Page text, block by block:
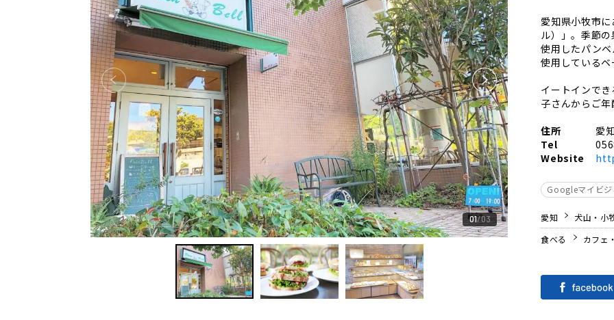
01 03
愛知県小牧市
ル）」。季節
使用したパン
使用しているベ
イートインで
子さんからご年
住所
愛
Tel
Website
Googleマイビジ
愛知 犬山・小
食べる
カフェ